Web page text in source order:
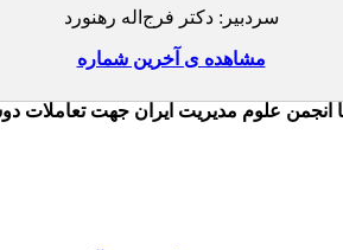
سردبیر: دکتر فرج‌اله رهنورد
مشاهده ی آخرین شماره